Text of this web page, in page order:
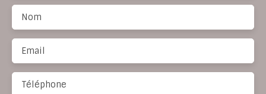
Nom
Email
Téléphone